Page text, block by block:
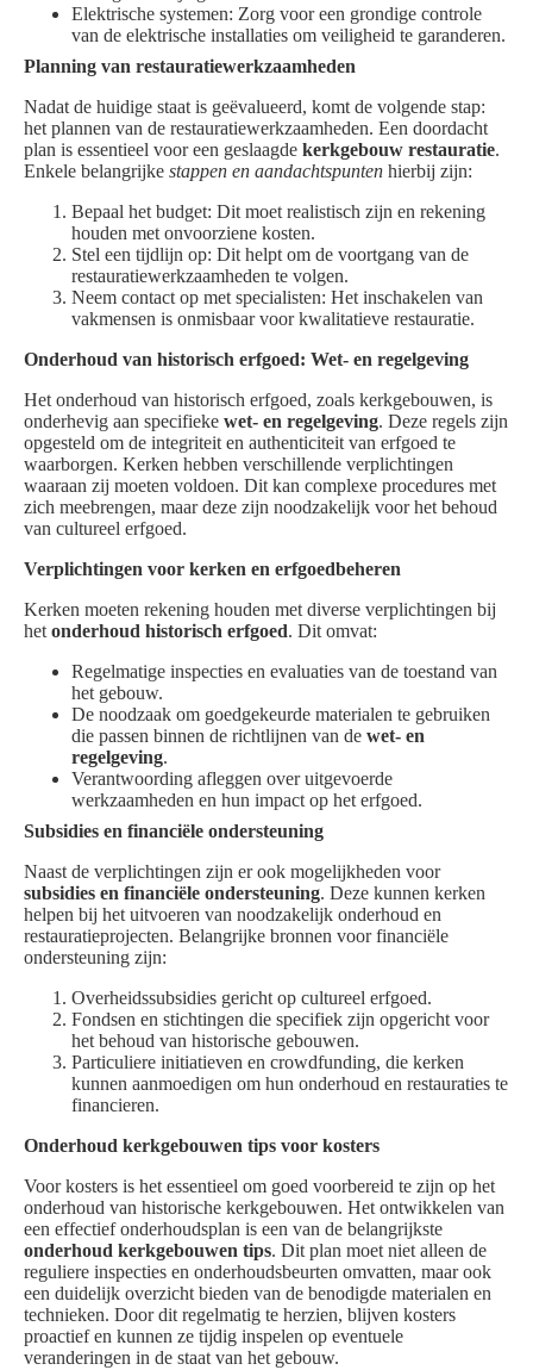
Elektrische systemen: Zorg voor een grondige controle
van de elektrische installaties om veiligheid te garanderen.
Planning van restauratiewerkzaamheden
Nadat de huidige staat is geëvalueerd, komt de volgende stap:
het plannen van de restauratiewerkzaamheden. Een doordacht
plan is essentieel voor een geslaagde kerkgebouw restauratie.
Enkele belangrijke stappen en aandachtspunten hierbij zijn:
Bepaal het budget: Dit moet realistisch zijn en rekening
houden met onvoorziene kosten.
Stel een tijdlijn op: Dit helpt om de voortgang van de
restauratiewerkzaamheden te volgen.
Neem contact op met specialisten: Het inschakelen van
vakmensen is onmisbaar voor kwalitatieve restauratie.
Onderhoud van historisch erfgoed: Wet- en regelgeving
Het onderhoud van historisch erfgoed, zoals kerkgebouwen, is
onderhevig aan specifieke wet- en regelgeving. Deze regels zijn
opgesteld om de integriteit en authenticiteit van erfgoed te
waarborgen. Kerken hebben verschillende verplichtingen
waaraan zij moeten voldoen. Dit kan complexe procedures met
zich meebrengen, maar deze zijn noodzakelijk voor het behoud
van cultureel erfgoed.
Verplichtingen voor kerken en erfgoedbeheren
Kerken moeten rekening houden met diverse verplichtingen bij
het onderhoud historisch erfgoed. Dit omvat:
Regelmatige inspecties en evaluaties van de toestand van
het gebouw.
De noodzaak om goedgekeurde materialen te gebruiken
die passen binnen de richtlijnen van de wet- en
regelgeving.
Verantwoording afleggen over uitgevoerde
werkzaamheden en hun impact op het erfgoed.
Subsidies en financiële ondersteuning
Naast de verplichtingen zijn er ook mogelijkheden voor
subsidies en financiële ondersteuning. Deze kunnen kerken
helpen bij het uitvoeren van noodzakelijk onderhoud en
restauratieprojecten. Belangrijke bronnen voor financiële
ondersteuning zijn:
Overheidssubsidies gericht op cultureel erfgoed.
Fondsen en stichtingen die specifiek zijn opgericht voor
het behoud van historische gebouwen.
Particuliere initiatieven en crowdfunding, die kerken
kunnen aanmoedigen om hun onderhoud en restauraties te
financieren.
Onderhoud kerkgebouwen tips voor kosters
Voor kosters is het essentieel om goed voorbereid te zijn op het
onderhoud van historische kerkgebouwen. Het ontwikkelen van
een effectief onderhoudsplan is een van de belangrijkste
onderhoud kerkgebouwen tips. Dit plan moet niet alleen de
reguliere inspecties en onderhoudsbeurten omvatten, maar ook
een duidelijk overzicht bieden van de benodigde materialen en
technieken. Door dit regelmatig te herzien, blijven kosters
proactief en kunnen ze tijdig inspelen op eventuele
veranderingen in de staat van het gebouw.